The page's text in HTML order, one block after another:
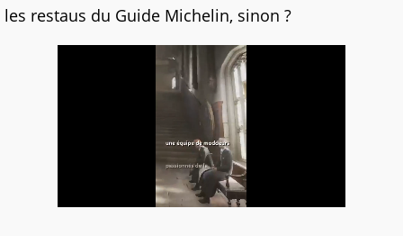
les restaus du Guide Michelin, sinon ?